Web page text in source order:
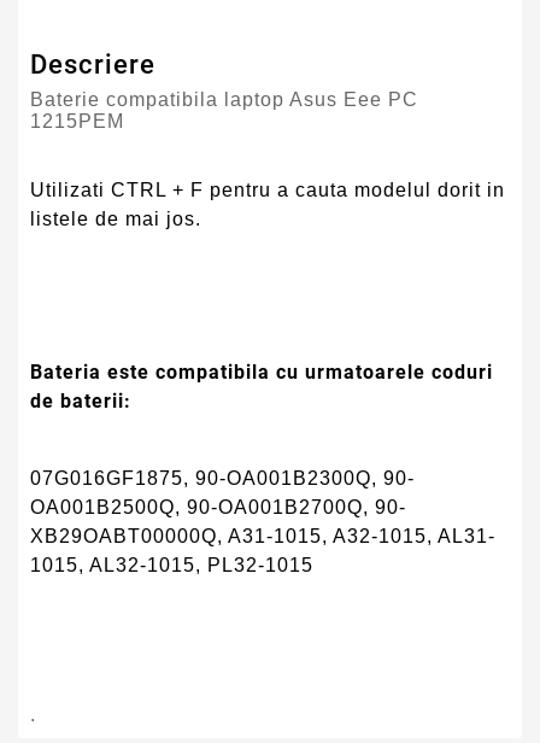
Descriere
Baterie compatibila laptop Asus Eee PC
1215PEM
Utilizati CTRL + F pentru a cauta modelul dorit in
listele de mai jos.
Bateria este compatibila cu urmatoarele coduri
de baterii:
07G016GF1875, 90-OA001B2300Q, 90-
OA001B2500Q, 90-OA001B2700Q, 90-
XB29OABT00000Q, A31-1015, A32-1015, AL31-
1015, AL32-1015, PL32-1015
.